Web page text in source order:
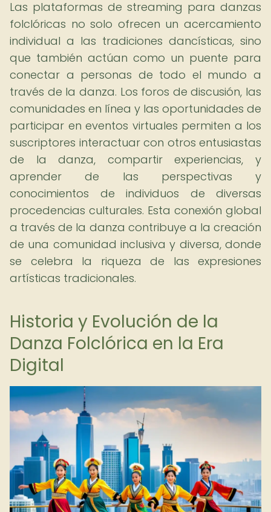
Las plataformas de streaming para danzas
folclóricas no solo ofrecen un acercamiento
individual a las tradiciones dancísticas, sino
que también actúan como un puente para
conectar a personas de todo el mundo a
través de la danza. Los foros de discusión, las
comunidades en línea y las oportunidades de
participar en eventos virtuales permiten a los
suscriptores interactuar con otros entusiastas
de la danza, compartir experiencias, y
aprender de las perspectivas y
conocimientos de individuos de diversas
procedencias culturales. Esta conexión global
a través de la danza contribuye a la creación
de una comunidad inclusiva y diversa, donde
se celebra la riqueza de las expresiones
artísticas tradicionales.
Historia y Evolución de la
Danza Folclórica en la Era
Digital